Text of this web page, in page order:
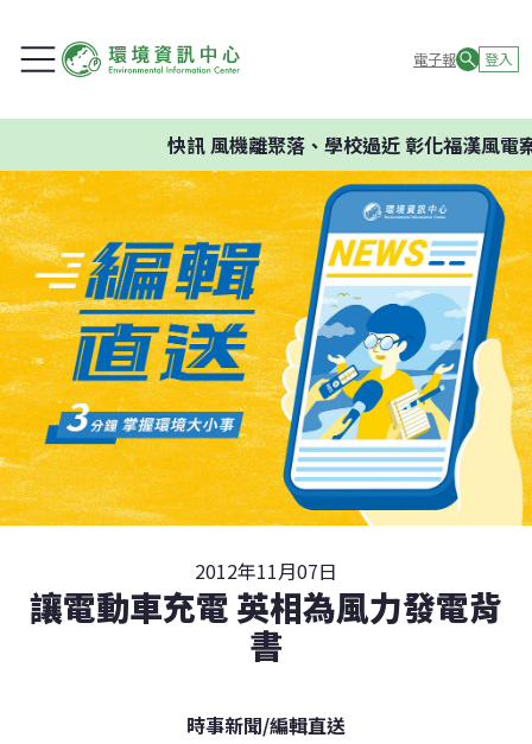
電子報 登入
快訊風機離聚落、學校過近 彰化福漢風電案
2012年11月07日
讓電動車充電 英相為風力發電背
書
時事新聞/編輯直送